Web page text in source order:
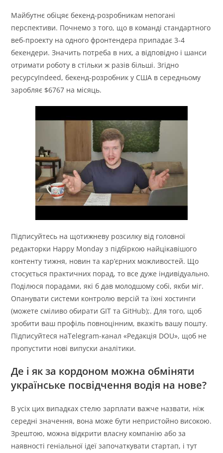
Майбутнє обіцяє бекенд-розробникам непогані
перспективи. Почнемо з того, що в команді стандартного
веб-проекту на одного фронтендера припадає 3-4
бекендери. Значить потреба в них, а відповідно і шанси
отримати роботу в стільки ж разів більші. Згідно
ресурсуIndeed, бекенд-розробник у США в середньому
заробляє $6767 на місяць.
Підписуйтесь на щотижневу розсилку від головної
редакторки Happy Monday з підбіркою найцікавішого
контенту тижня, новин та кар’єрних можливостей. Що
стосується практичних порад, то все дуже індивідуально.
Поділюся порадами, які б дав молодшому собі, якби міг.
Опанувати системи контролю версій та їхні хостинги
(можете сміливо обирати GIT та GitHub);. Для того, щоб
зробити ваш профіль повноцінним, вкажіть вашу пошту.
Підписуйтеся наTelegram-канал «Редакція DOU», щоб не
пропустити нові випуски аналітики.
Де і як за кордоном можна обміняти
українське посвідчення водія на нове?
В усіх цих випадках стелю зарплати важче назвати, ніж
середні значення, вона може бути непристойно високою.
Зрештою, можна відкрити власну компанію або за
наявності геніальної ідеї започаткувати стартап, і тут